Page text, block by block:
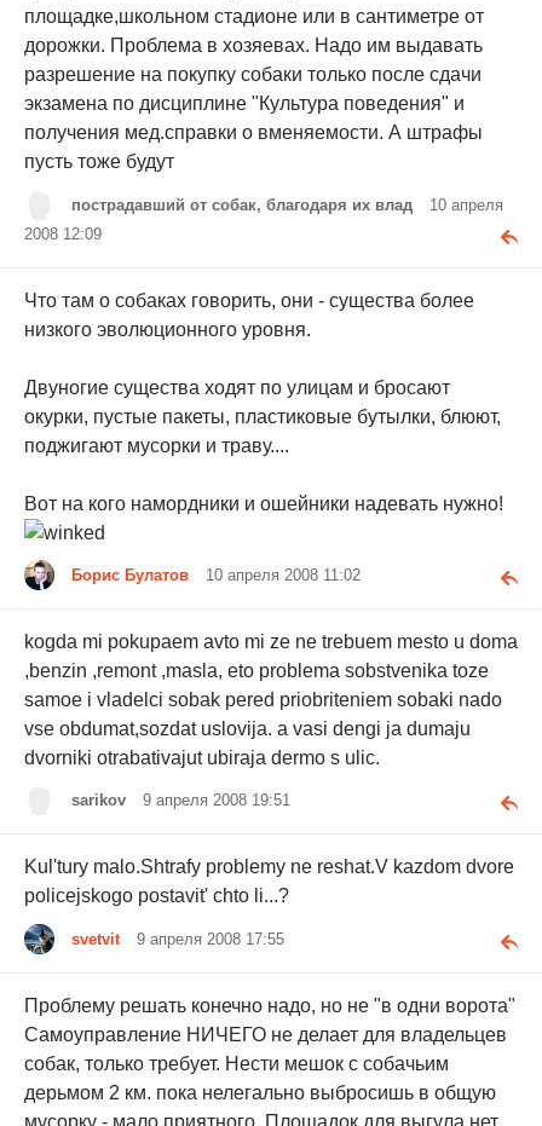
площадке,школьном стадионе или в сантиметре от
дорожки. Проблема в хозяевах. Надо им выдавать
разрешение на покупку собаки только после сдачи
экзамена по дисциплине "Культура поведения" и
получения мед.справки о вменяемости. А штрафы
пусть тоже будут
пострадавший от собак, благодаря их влад
10 апреля
2008 12:09
Что там о собаках говорить, они - существа более
низкого эволюционного уровня.
Двуногие существа ходят по улицам и бросают
окурки, пустые пакеты, пластиковые бутылки, блюют,
поджигают мусорки и траву....
Вот на кого намордники и ошейники надевать нужно!
Борис Булатов 10 апреля 2008 11:02
kogda mi pokupaem avto mi ze ne trebuem mesto u doma
,benzin ,remont ,masla, eto problema sobstvenika toze
samoe i vladelci sobak pered priobriteniem sobaki nado
vse obdumat,sozdat uslovija. a vasi dengi ja dumaju
dvorniki otrabativajut ubiraja dermo s ulic.
sarikov 9 апреля 2008 19:51
Kul'tury malo.Shtrafy problemy ne reshat.V kazdom dvore
policejskogo postavit' chto li...?
svetvit 9 апреля 2008 17:55
Проблему решать конечно надо, но не "в одни ворота"
Самоуправление НИЧЕГО не делает для владельцев
собак, только требует. Нести мешок с собачьим
дерьмом 2 км. пока нелегально выбросишь в общую
мусорку - мало приятного. Площадок для выгула нет.